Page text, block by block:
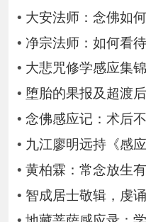
• 大安法师：念佛如
• 净宗法师：如何看
• 大悲咒修学感应集锦
• 堕胎的果报及超渡
• 念佛感应记：术后
• 九江廖明远持《感
• 黄柏霖：常念放生
• 智成居士敬辑，虔